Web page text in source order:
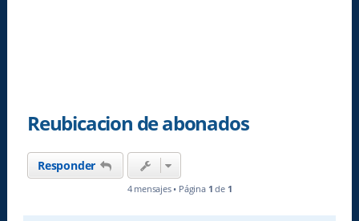
Reubicacion de abonados
Responder
4 mensajes • Página 1 de 1